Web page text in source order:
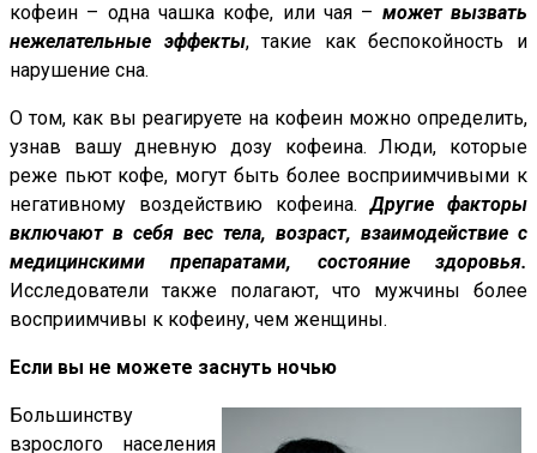
кофеин – одна чашка кофе, или чая – может вызвать
нежелательные эффекты, такие как беспокойность и
нарушение сна.
О том, как вы реагируете на кофеин можно определить,
узнав вашу дневную дозу кофеина. Люди, которые
реже пьют кофе, могут быть более восприимчивыми к
негативному воздействию кофеина.Другие факторы
включают в себя вес тела, возраст, взаимодействие с
медицинскими препаратами, состояние здоровья.
Исследователи также полагают, что мужчины более
восприимчивы к кофеину, чем женщины.
Если вы не можете заснуть ночью
Большинству
взрослого населения